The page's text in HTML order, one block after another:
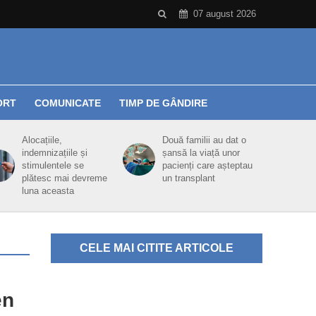
07 august 2026
COMUNICATE TIMP DE GÂNDIRE
Alocațiile,
indemnizațiile și
stimulentele se
plătesc mai devreme
luna aceasta
Două familii au dat o
șansă la viață unor
pacienți care așteptau
un transplant
CELE MAI CITITE ARTICOLE